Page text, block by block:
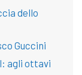
dello
Guccini
agli ottavi